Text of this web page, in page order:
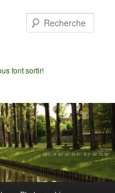
font sortir!